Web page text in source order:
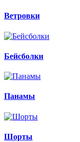
Ветровки
Бейсболки
Панамы
Шорты